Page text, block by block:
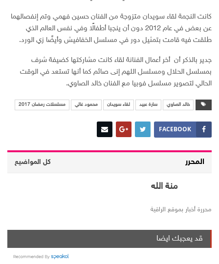
كانت النجمة لقاء سويدان متزوجة من الفنان حسين فهمي وتم إنفصالهما
عن بعض في عام 2012 دون أن ينجبا أطفالًا وفي نفس العالم الذي
طلقت فيه قامت بتمثيل دور في مسلسل الخفافيش وأيضًا زي الورد.
جدير بالذكر أن أخر أعمال الفنانة لقاء كانت مشاركتها كضيفة شرف
بمسلسل الحلال ومسلسل اللهم إنى صائم كما أنها تستعد في الوقت
الحالي لتصوير مسلسل فوبيا مع الفنان خالد الصاوي.
خالد الصاوي سارة عبيد لقاء سويدان محمود غالي مسلسلات رمضان 2017
FACEBOOK
المحرر كل المواضيع
منة الله
محررة أخبار بموقع الراقية
قد يعجبك ايضا